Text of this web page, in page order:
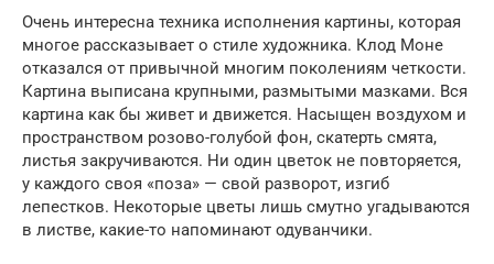
Очень интересна техника исполнения картины, которая
многое рассказывает о стиле художника. Клод Моне
отказался от привычной многим поколениям четкости.
Картина выписана крупными, размытыми мазками. Вся
картина как бы живет и движется. Насыщен воздухом и
пространством розово-голубой фон, скатерть смята,
листья закручиваются. Ни один цветок не повторяется,
у каждого своя «поза» — свой разворот, изгиб
лепестков. Некоторые цветы лишь смутно угадываются
в листве, какие-то напоминают одуванчики.